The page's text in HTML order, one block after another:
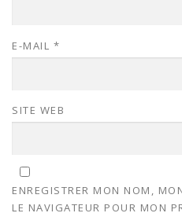
E-MAIL *
SITE WEB
ENREGISTRER MON NOM,
LE NAVIGATEUR POUR MON